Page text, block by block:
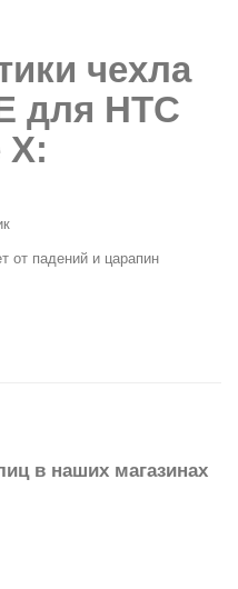
чехла
для HTC
X:
от падений и царапин
в наших магазинах